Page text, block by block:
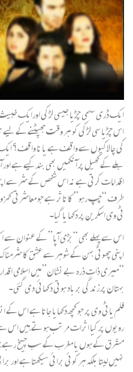
ایک ڈری سہمی چڑیا جیسی لڑکی اورایک
اس چڑیا سی لڑکی کو ہر وقت جھپٹنے کے
کی چالاکیوں سے واقف ہے یا نا واقف؟ ایک
بلے کے کھیل پر آ نکھیں بھی بند کیے ہے اور
اقدامات کرتی ہے نہ اس شخص کے شر سے
طرف “چپ رہو” کا تاثر ہے جو معاشرتی
ٹی وی اسکرین پر دکھا یا گیا۔
اس سے پہلے بھی “بڑی آپا” کے عنوان سے
اپنی چھوٹی بہن کے شوہر سے عشق کا شرمناک
“میری ذات ذرہ بے نشان” میں اسلامی
بہتان پر زندگی بر باد ہوتی دکھائی دی گئی۔
فلم یاٹی وی پر جو کچھ دکھایا جاتا ہے اس کے
رویوں پر کیا اثرات مرتب ہوتے ہیں
مشرق کے ہوں یا مغرب کے سب چیخ رہے
نہیں لیتا بلکہ ہر کوئی برائی سیکھتا ہے اور